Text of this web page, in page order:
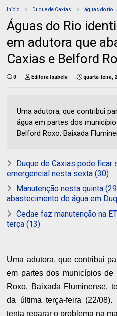
Início Duque de Caxias águas do rio
Águas do Rio
em adutora que
Caxias e Belford
0 Editora Isabela quarta-feira,
Uma adutora, que contribui
água em partes dos
Belford Roxo, Baixada
Duque de Caxias pode ficar
emergencial nesta sexta (30)
Manutenção nesta quinta
abastecimento de água em
Cedae faz manutenção na
terça (13)
Uma adutora, que contribui
em partes dos municípios
Roxo, Baixada Fluminense,
da última terça-feira (22/
tenta reparar o problema na